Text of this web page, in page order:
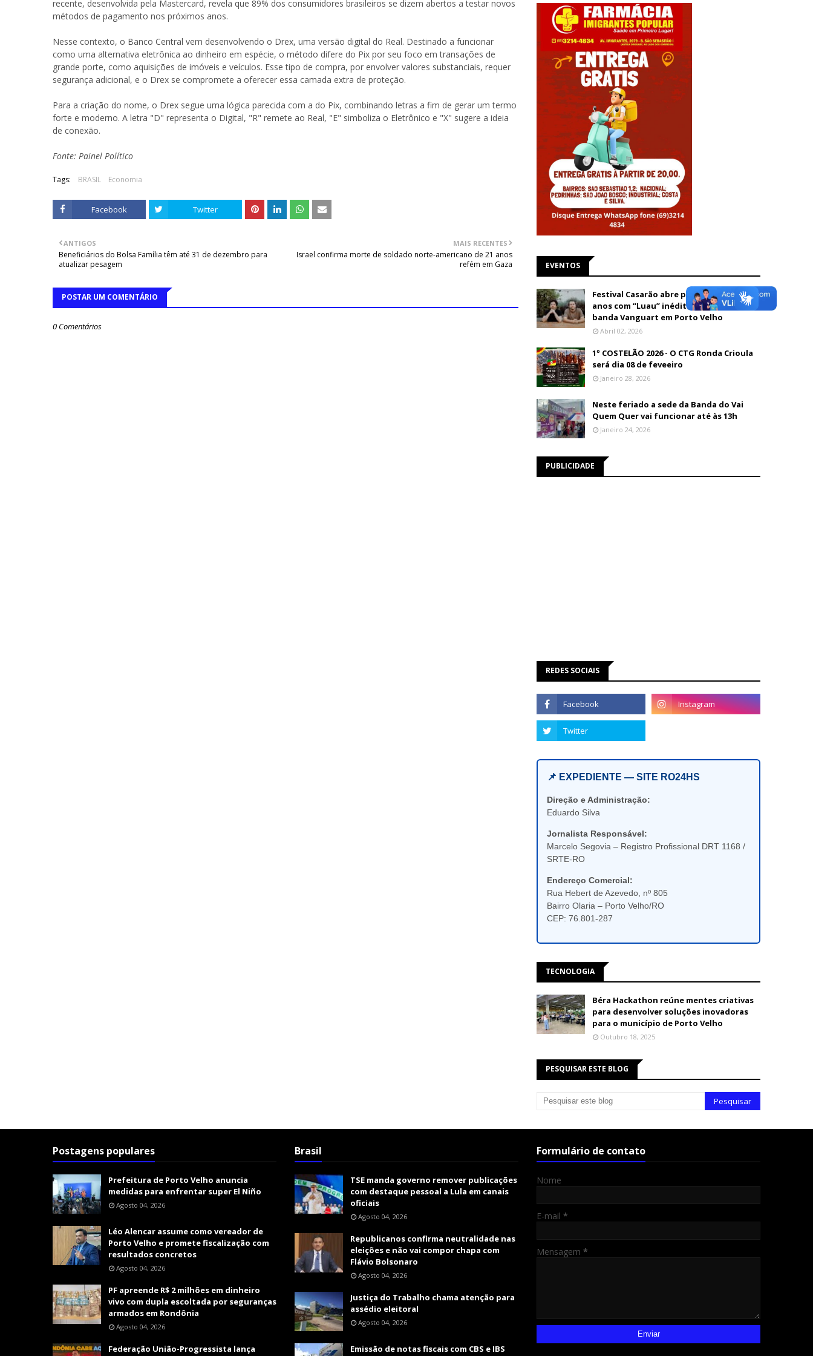
recente, desenvolvida pela Mastercard, revela que 89% dos consumidores brasileiros se dizem abertos a testar novos
métodos de pagamento nos próximos anos.
Nesse contexto, o Banco Central vem desenvolvendo o Drex, uma versão digital do Real. Destinado a funcionar
como uma alternativa eletrônica ao dinheiro em espécie, o método difere do Pix por seu foco em transações de
grande porte, como aquisições de imóveis e veículos. Esse tipo de compra, por envolver valores substanciais, requer
segurança adicional, e o Drex se compromete a oferecer essa camada extra de proteção.
Para a criação do nome, o Drex segue uma lógica parecida com a do Pix, combinando letras a fim de gerar um termo
forte e moderno. A letra "D" representa o Digital, "R" remete ao Real, "E" simboliza o Eletrônico e "X" sugere a ideia
de conexão.
Fonte: Painel Político
Tags: BRASIL Economia
Facebook Twitter
MAIS RECENTES
Israel confirma morte de soldado norte-americano de 21 anos
refém em Gaza
ANTIGOS
Beneficiários do Bolsa Família têm até 31 de dezembro para
atualizar pesagem
POSTAR UM COMENTÁRIO
0 Comentários
EVENTOS
Festival Casarão abre programação de 26
anos com “Luau” inédito e show da
banda Vanguart em Porto Velho
Abril 02, 2026
1º COSTELÃO 2026 - O CTG Ronda Crioula
será dia 08 de feveeiro
Janeiro 28, 2026
Neste feriado a sede da Banda do Vai
Quem Quer vai funcionar até às 13h
Janeiro 24, 2026
PUBLICIDADE
REDES SOCIAIS
📌 EXPEDIENTE — SITE RO24HS
Direção e Administração:
Eduardo Silva
Jornalista Responsável:
Marcelo Segovia – Registro Profissional DRT 1168 /
SRTE-RO
Endereço Comercial:
Rua Hebert de Azevedo, nº 805
Bairro Olaria – Porto Velho/RO
CEP: 76.801-287
TECNOLOGIA
Béra Hackathon reúne mentes criativas
para desenvolver soluções inovadoras
para o município de Porto Velho
Outubro 18, 2025
PESQUISAR ESTE BLOG
Postagens populares
Prefeitura de Porto Velho anuncia
medidas para enfrentar super El Niño
Agosto 04, 2026
Léo Alencar assume como vereador de
Porto Velho e promete fiscalização com
resultados concretos
Agosto 04, 2026
PF apreende R$ 2 milhões em dinheiro
vivo com dupla escoltada por seguranças
armados em Rondônia
Agosto 04, 2026
Federação União-Progressista lança
Brasil
TSE manda governo remover publicações
com destaque pessoal a Lula em canais
oficiais
Agosto 04, 2026
Republicanos confirma neutralidade nas
eleições e não vai compor chapa com
Flávio Bolsonaro
Agosto 04, 2026
Justiça do Trabalho chama atenção para
assédio eleitoral
Agosto 04, 2026
Emissão de notas fiscais com CBS e IBS
Formulário de contato
Nome
E-mail *
Mensagem *